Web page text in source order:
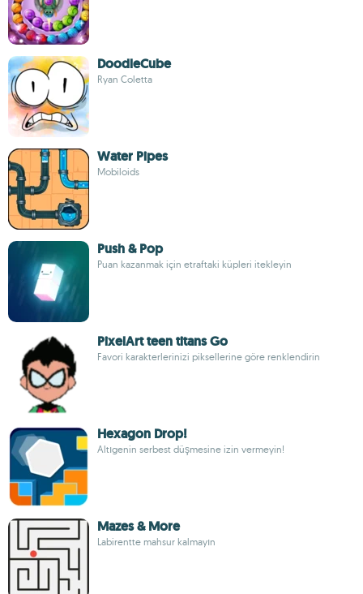
DoodleCube
Ryan Coletta
Water Pipes
Mobiloids
Push & Pop
Puan kazanmak için etraftaki küpleri itekleyin
PixelArt teen titans Go
Favori karakterlerinizi piksellerine göre renklendirin
Hexagon Drop!
Altıgenin serbest düşmesine izin vermeyin!
Mazes & More
Labirentte mahsur kalmayın